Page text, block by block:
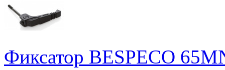
Фиксатор BESPECO